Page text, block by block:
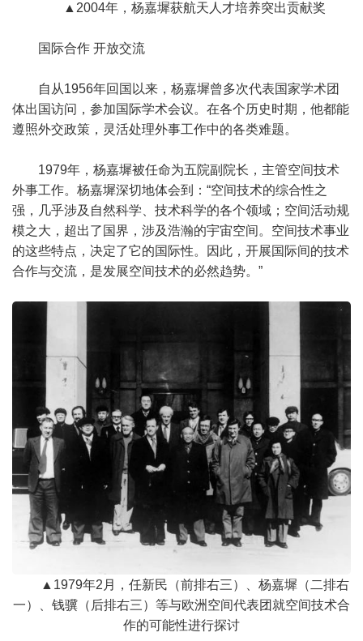
▲2004年，杨嘉墀获航天人才培养突出贡献奖
国际合作 开放交流
自从1956年回国以来，杨嘉墀曾多次代表国家学术团
体出国访问，参加国际学术会议。在各个历史时期，他都能
遵照外交政策，灵活处理外事工作中的各类难题。
1979年，杨嘉墀被任命为五院副院长，主管空间技术
外事工作。杨嘉墀深切地体会到：“空间技术的综合性之
强，几乎涉及自然科学、技术科学的各个领域；空间活动规
模之大，超出了国界，涉及浩瀚的宇宙空间。空间技术事业
的这些特点，决定了它的国际性。因此，开展国际间的技术
合作与交流，是发展空间技术的必然趋势。”
▲1979年2月，任新民（前排右三）、杨嘉墀（二排右
一）、钱骥（后排右三）等与欧洲空间代表团就空间技术合
作的可能性进行探讨